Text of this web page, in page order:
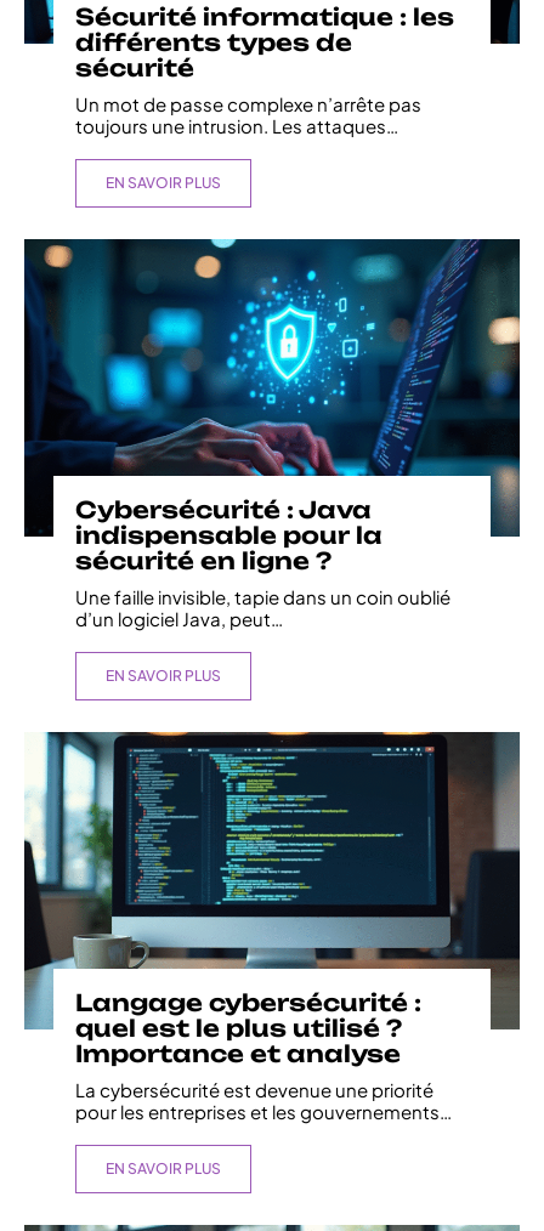
Sécurité informatique : les
différents types de
sécurité
Un mot de passe complexe n’arrête pas
toujours une intrusion. Les attaques…
EN SAVOIR PLUS
Cybersécurité : Java
indispensable pour la
sécurité en ligne ?
Une faille invisible, tapie dans un coin oublié
d’un logiciel Java, peut…
EN SAVOIR PLUS
Langage cybersécurité :
quel est le plus utilisé ?
Importance et analyse
La cybersécurité est devenue une priorité
pour les entreprises et les gouvernements…
EN SAVOIR PLUS